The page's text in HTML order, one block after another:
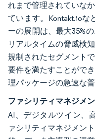
れまで管理されていな
ています。Kontakt.ioな
ーの展開は、最大35%
リアルタイムの脅威検
規制されたセグメント
要件を満たすことがで
理パッケージの急速な
ファシリティマネジメ
AI、デジタルツイン、
ァシリティマネジメン